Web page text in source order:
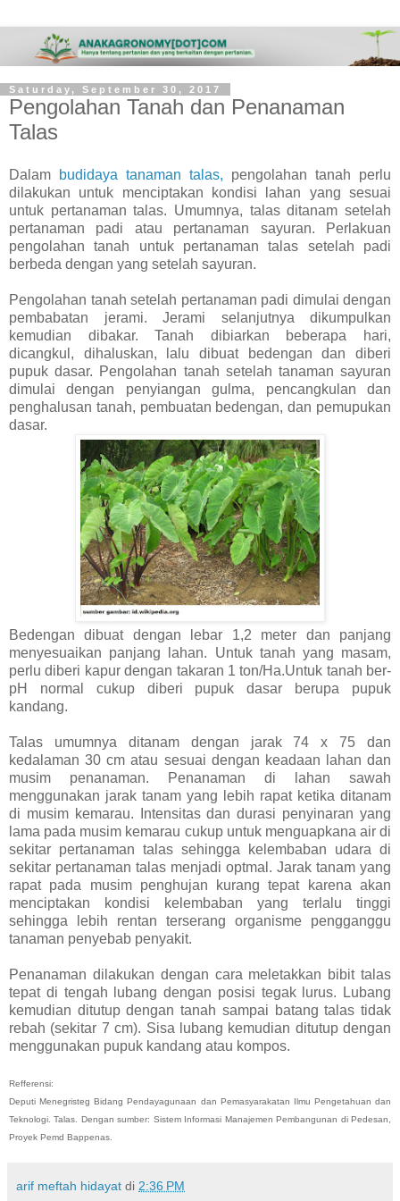
Saturday, September 30, 2017
Pengolahan Tanah dan Penanaman
Talas
Dalam budidaya tanaman talas, pengolahan tanah perlu
dilakukan untuk menciptakan kondisi lahan yang sesuai
untuk pertanaman talas. Umumnya, talas ditanam setelah
pertanaman padi atau pertanaman sayuran. Perlakuan
pengolahan tanah untuk pertanaman talas setelah padi
berbeda dengan yang setelah sayuran.
Pengolahan tanah setelah pertanaman padi dimulai dengan
pembabatan jerami. Jerami selanjutnya dikumpulkan
kemudian dibakar. Tanah dibiarkan beberapa hari,
dicangkul, dihaluskan, lalu dibuat bedengan dan diberi
pupuk dasar. Pengolahan tanah setelah tanaman sayuran
dimulai dengan penyiangan gulma, pencangkulan dan
penghalusan tanah, pembuatan bedengan, dan pemupukan
dasar.
Bedengan dibuat dengan lebar 1,2 meter dan panjang
menyesuaikan panjang lahan. Untuk tanah yang masam,
perlu diberi kapur dengan takaran 1 ton/Ha.Untuk tanah ber-
pH normal cukup diberi pupuk dasar berupa pupuk
kandang.
Talas umumnya ditanam dengan jarak 74 x 75 dan
kedalaman 30 cm atau sesuai dengan keadaan lahan dan
musim penanaman. Penanaman di lahan sawah
menggunakan jarak tanam yang lebih rapat ketika ditanam
di musim kemarau. Intensitas dan durasi penyinaran yang
lama pada musim kemarau cukup untuk menguapkana air di
sekitar pertanaman talas sehingga kelembaban udara di
sekitar pertanaman talas menjadi optmal. Jarak tanam yang
rapat pada musim penghujan kurang tepat karena akan
menciptakan kondisi kelembaban yang terlalu tinggi
sehingga lebih rentan terserang organisme pengganggu
tanaman penyebab penyakit.
Penanaman dilakukan dengan cara meletakkan bibit talas
tepat di tengah lubang dengan posisi tegak lurus. Lubang
kemudian ditutup dengan tanah sampai batang talas tidak
rebah (sekitar 7 cm). Sisa lubang kemudian ditutup dengan
menggunakan pupuk kandang atau kompos.
Refferensi:
Deputi Menegristeg Bidang Pendayagunaan dan Pemasyarakatan Ilmu Pengetahuan dan
Teknologi. Talas. Dengan sumber: Sistem Informasi Manajemen Pembangunan di Pedesan,
Proyek Pemd Bappenas.
arif meftah hidayat di 2:36 PM